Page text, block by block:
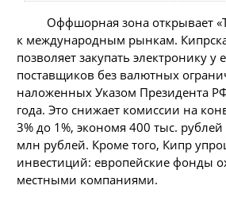
Оффшорная зона открывает
к международным рынкам.
позволяет закупать электронику у
поставщиков без валютных
наложенных Указом Президента
года. Это снижает комиссии на
3% до 1%, экономя 400 тыс.
млн рублей. Кроме того, Кипр
инвестиций: европейские фонды
местными компаниями.